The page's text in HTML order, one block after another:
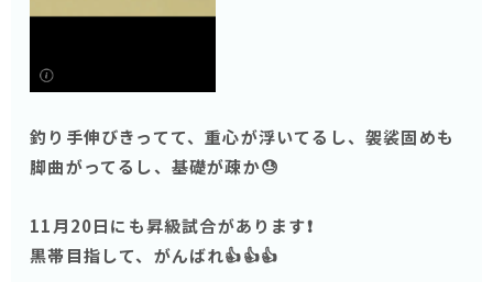
釣り手伸びきってて、重心が浮いてるし、袈裟固めも
脚曲がってるし、基礎が疎か😓
11月20日にも昇級試合があります❗️
黒帯目指して、がんばれ👍👍👍